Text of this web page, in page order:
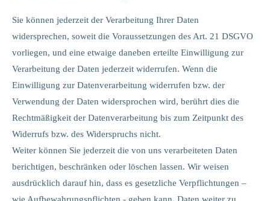
Sie können jederzeit der Verarbeitung Ihrer Daten
widersprechen, soweit die Voraussetzungen des Art. 21 DSGVO
vorliegen, und eine etwaige daneben erteilte Einwilligung zur
Verarbeitung der Daten jederzeit widerrufen. Wenn die
Einwilligung zur Datenverarbeitung widerrufen bzw. der
Verwendung der Daten widersprochen wird, berührt dies die
Rechtmäßigkeit der Datenverarbeitung bis zum Zeitpunkt des
Widerrufs bzw. des Widerspruchs nicht.
Weiter können Sie jederzeit die von uns verarbeiteten Daten
berichtigen, beschränken oder löschen lassen. Wir weisen
ausdrücklich darauf hin, dass es gesetzliche Verpflichtungen –